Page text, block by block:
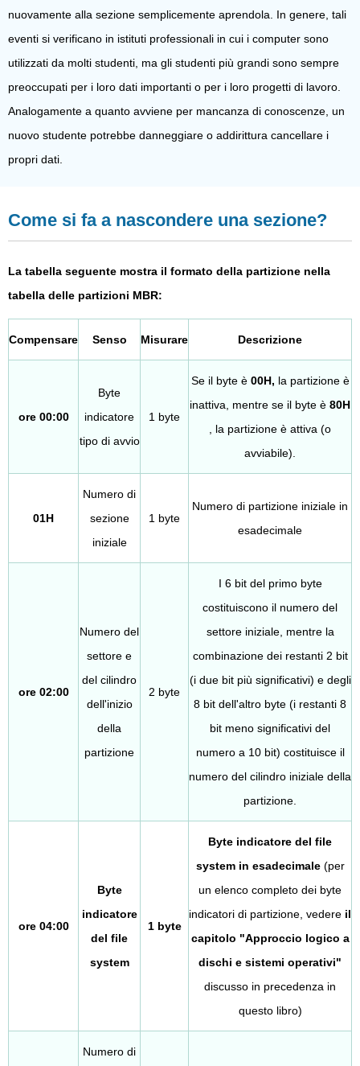
nuovamente alla sezione semplicemente aprendola. In genere, tali
eventi si verificano in istituti professionali in cui i computer sono
utilizzati da molti studenti, ma gli studenti più grandi sono sempre
preoccupati per i loro dati importanti o per i loro progetti di lavoro.
Analogamente a quanto avviene per mancanza di conoscenze, un
nuovo studente potrebbe danneggiare o addirittura cancellare i
propri dati.
Come si fa a nascondere una sezione?
La tabella seguente mostra il formato della partizione nella
tabella delle partizioni MBR:
Compensare Senso Misurare Descrizione
ore 00:00
Byte
indicatore
tipo di avvio
1 byte
Se il byte è 00H, la partizione è
inattiva, mentre se il byte è 80H
, la partizione è attiva (o
avviabile).
01H
Numero di
sezione
iniziale
1 byte
Numero di partizione iniziale in
esadecimale
ore 02:00
Numero del
settore e
del cilindro
dell'inizio
della
partizione
2 byte
I 6 bit del primo byte
costituiscono il numero del
settore iniziale, mentre la
combinazione dei restanti 2 bit
(i due bit più significativi) e degli
8 bit dell'altro byte (i restanti 8
bit meno significativi del
numero a 10 bit) costituisce il
numero del cilindro iniziale della
partizione.
ore 04:00
Byte
indicatore
del file
system
1 byte
Byte indicatore del file
system in esadecimale(per
un elenco completo dei byte
indicatori di partizione, vedere il
capitolo "Approccio logico a
dischi e sistemi operativi"
discusso in precedenza in
questo libro)
Numero di